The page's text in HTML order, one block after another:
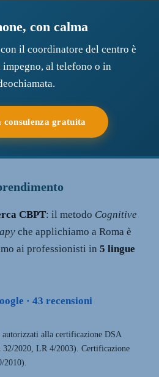
con calma
il coordinatore del centro è
impegno, al telefono o in
consulenza gratuita
CBPT: il metodo Cognitive
che applichiamo a Roma è
ai professionisti in 5 lingue
· 43 recensioni
alla certificazione DSA
32/2020, LR 4/2003). Certificazione